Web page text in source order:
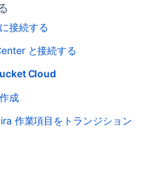
接続する
と接続する
Cloud
成
作業項目をトランジション